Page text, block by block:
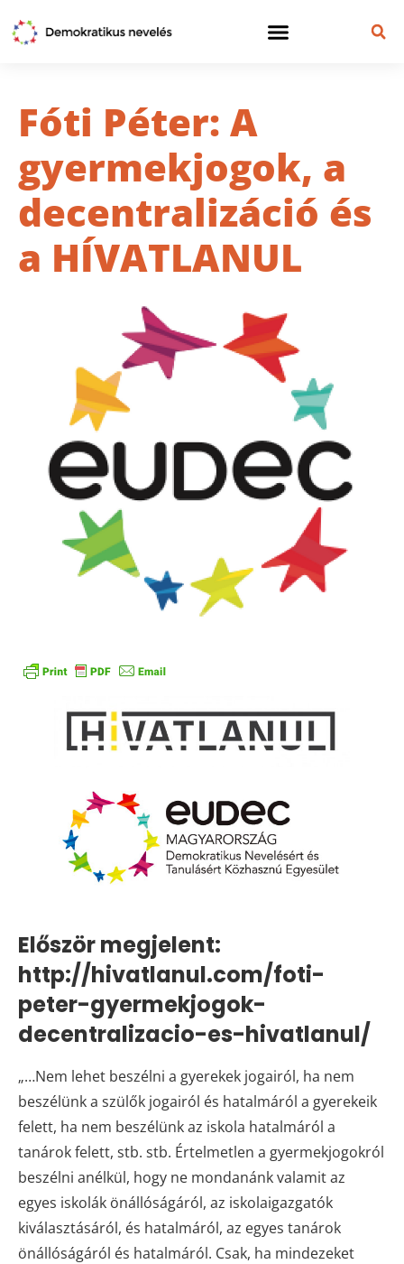
Fóti Péter: A
gyermekjogok, a
decentralizáció és
a HÍVATLANUL
Először megjelent:
http://hivatlanul.com/foti-
peter-gyermekjogok-
decentralizacio-es-hivatlanul/
„…Nem lehet beszélni a gyerekek jogairól, ha nem
beszélünk a szülők jogairól és hatalmáról a gyerekeik
felett, ha nem beszélünk az iskola hatalmáról a
tanárok felett, stb. stb. Értelmetlen a gyermekjogokról
beszélni anélkül, hogy ne mondanánk valamit az
egyes iskolák önállóságáról, az iskolaigazgatók
kiválasztásáról, és hatalmáról, az egyes tanárok
önállóságáról és hatalmáról. Csak, ha mindezeket